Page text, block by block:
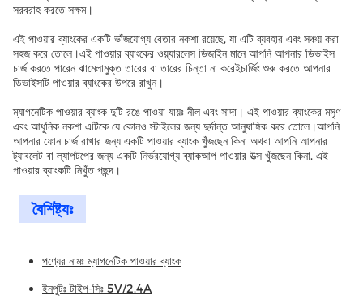
সরবরাহ করতে সক্ষম।
এই পাওয়ার ব্যাংকের একটি ভাঁজযোগ্য বেতার নকশা রয়েছে, যা এটি ব্যবহার এবং সঞ্চয় করা
সহজ করে তোলে।এই পাওয়ার ব্যাংকের ওয়্যারলেস ডিজাইন মানে আপনি আপনার ডিভাইস
চার্জ করতে পারেন ঝামেলামুক্ত তারের বা তারের চিন্তা না করেইচার্জিং শুরু করতে আপনার
ডিভাইসটি পাওয়ার ব্যাংকের উপরে রাখুন।
ম্যাগনেটিক পাওয়ার ব্যাংক দুটি রঙে পাওয়া যায়ঃ নীল এবং সাদা। এই পাওয়ার ব্যাংকের মসৃণ
এবং আধুনিক নকশা এটিকে যে কোনও স্টাইলের জন্য দুর্দান্ত আনুষাঙ্গিক করে তোলে।আপনি
আপনার ফোন চার্জ রাখার জন্য একটি পাওয়ার ব্যাংক খুঁজছেন কিনা অথবা আপনি আপনার
ট্যাবলেট বা ল্যাপটপের জন্য একটি নির্ভরযোগ্য ব্যাকআপ পাওয়ার উত্স খুঁজছেন কিনা, এই
পাওয়ার ব্যাংকটি নিখুঁত পছন্দ।
বৈশিষ্ট্যঃ
পণ্যের নামঃ ম্যাগনেটিক পাওয়ার ব্যাংক
ইনপুটঃ টাইপ-সিঃ 5V/2.4A